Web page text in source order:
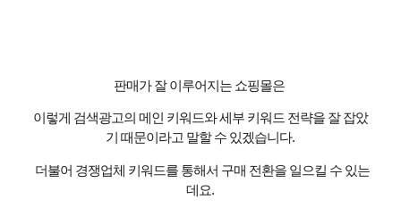
판매가 잘 이루어지는 쇼핑몰은
이렇게 검색광고의 메인 키워드와 세부 키워드 전략을 잘 잡았
기 때문이라고 말할 수 있겠습니다.
더불어 경쟁업체 키워드를 통해서 구매 전환을 일으킬 수 있는
데요.